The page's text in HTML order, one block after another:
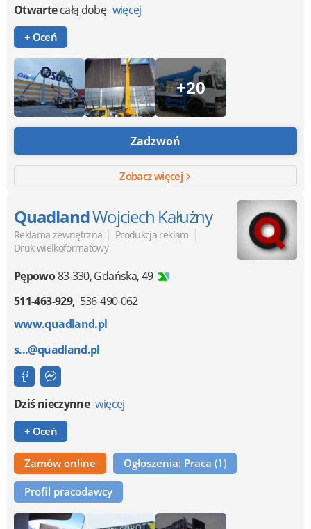
Otwartecałą dobę więcej
+ Oceń
+20
Zadzwoń
Zobacz więcej
QuadlandWojciech Kałużny
Reklama zewnętrzna | Produkcja reklam |
Druk wielkoformatowy
Pępowo83-330,Gdańska, 49
511-463-929 536-490-062
www.quadland.pl
s...@quadland.pl
Dziś nieczynne więcej
+ Oceń
Zamów online Ogłoszenia: Praca (1)
Profil pracodawcy